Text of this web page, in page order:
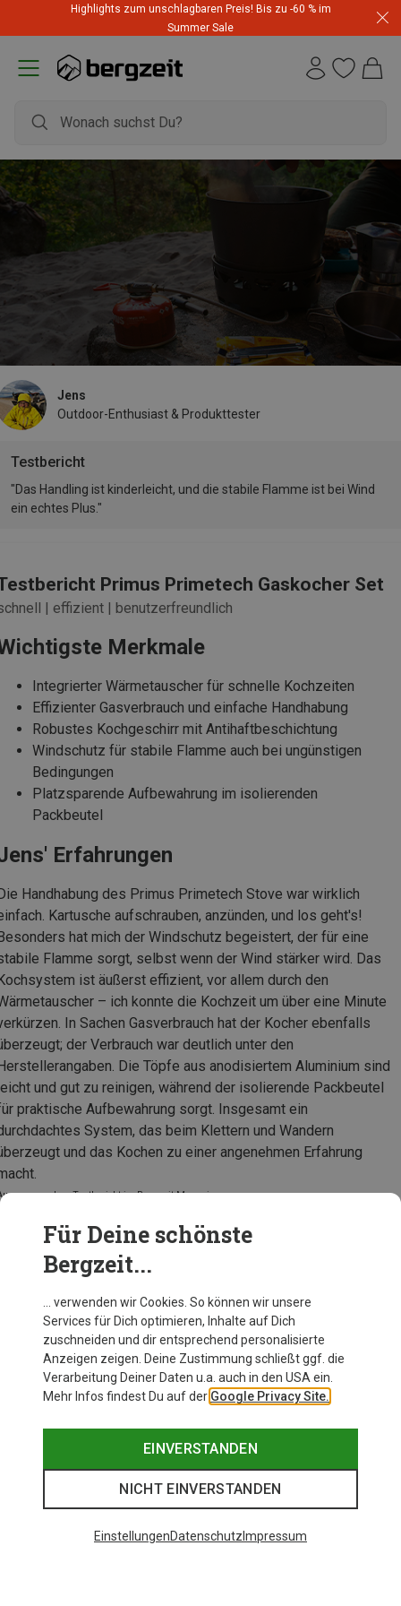
Highlights zum unschlagbaren Preis! Bis zu -60 % im
Summer Sale
Testbericht
Jens
Outdoor-Enthusiast & Produkttester
"Das Handling ist kinderleicht, und die stabile Flamme ist bei Wind
ein echtes Plus."
Primus Primetech Gaskocher Set
| effizient | benutzerfreundlich
Merkmale
Integrierter Wärmetauscher für schnelle Kochzeiten
Effizienter Gasverbrauch und einfache Handhabung
Robustes Kochgeschirr mit Antihaftbeschichtung
Windschutz für stabile Flamme auch bei ungünstigen
Bedingungen
Platzsparende Aufbewahrung im isolierenden
Packbeutel
Erfahrungen
Handhabung des Primus Primetech Stove war wirklich
Kartusche aufschrauben, anzünden, und los geht's!
hat mich der Windschutz begeistert, der für eine
Flamme sorgt, selbst wenn der Wind stärker wird. Das
ist äußerst effizient, vor allem durch den
– ich konnte die Kochzeit um über eine Minute
In Sachen Gasverbrauch hat der Kocher ebenfalls
der Verbrauch war deutlich unter den
Die Töpfe aus anodisiertem Aluminium sind
und gut zu reinigen, während der isolierende Packbeutel
praktische Aufbewahrung sorgt. Insgesamt ein
System, das beim Klettern und Wandern
und das Kochen zu einer angenehmen Erfahrung
aus dem Testbericht im Bergzeit Magazin
Zur Produktseite
Für Deine schönste
Bergzeit...
… verwenden wir Cookies. So können wir unsere
Services für Dich optimieren, Inhalte auf Dich
zuschneiden und dir entsprechend personalisierte
Anzeigen zeigen. Deine Zustimmung schließt ggf. die
Verarbeitung Deiner Daten u.a. auch in den USA ein.
Mehr Infos findest Du auf der Google Privacy Site.
EINVERSTANDEN
NICHT EINVERSTANDEN
EinstellungenDatenschutz Impressum